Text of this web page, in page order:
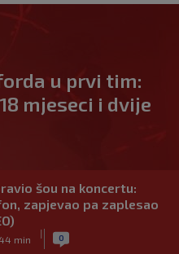
u prvi tim:
mjeseci i dvije
šou na koncertu:
zapjevao pa zaplesao
min
| 0